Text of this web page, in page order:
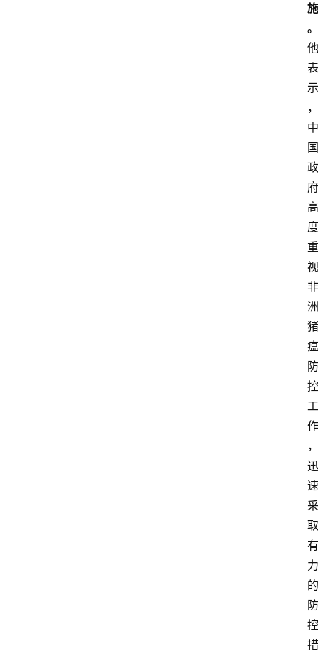
施
。
他
表
示
，
中
国
政
府
高
度
重
视
非
洲
猪
瘟
防
控
工
作
，
迅
速
采
取
有
力
的
防
控
措